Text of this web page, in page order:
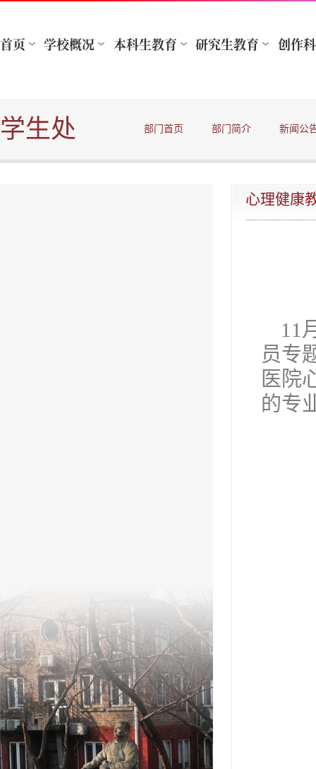
学生处 部门首页 部门简介 新闻公
心理健康
11
员专
医院
的专